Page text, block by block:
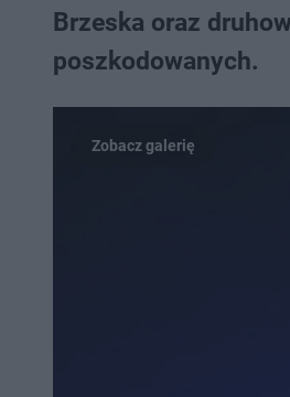
Brzeska oraz
poszkodowanych.